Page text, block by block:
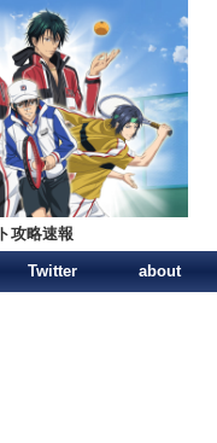
攻略速報
Twitter about